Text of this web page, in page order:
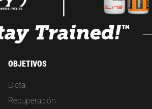
OBJETIVOS
Dieta
Recuperación